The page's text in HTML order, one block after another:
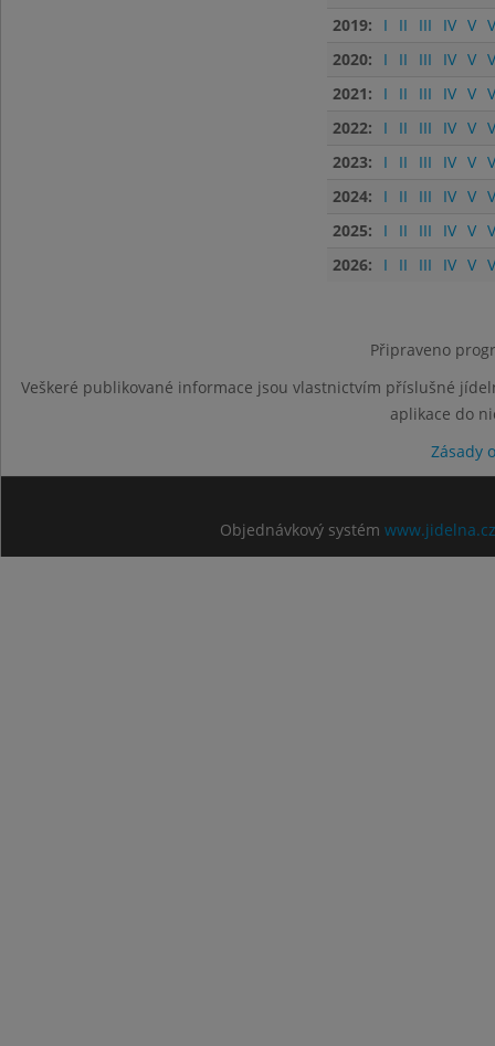
2019:
I II III IV V
2020:
I II III IV V
2021:
I II III IV V
2022:
I II III IV V
2023:
I II III IV V
2024:
I II III IV V
2025:
I II III IV V
2026:
I II III IV V
Připraveno
Veškeré publikované informace jsou vlastnictvím příslušné
aplikace do
Zásady
Objednávkový systém www.jidelna.cz